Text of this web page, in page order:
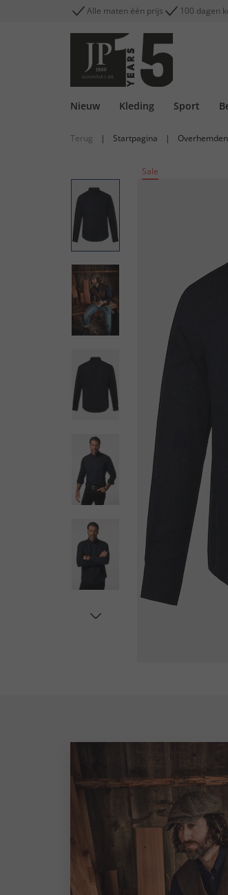
Alle maten één prijs 100 dagen
Nieuw Kleding Sport
Terug | Startpagina | Overhemden
Sale